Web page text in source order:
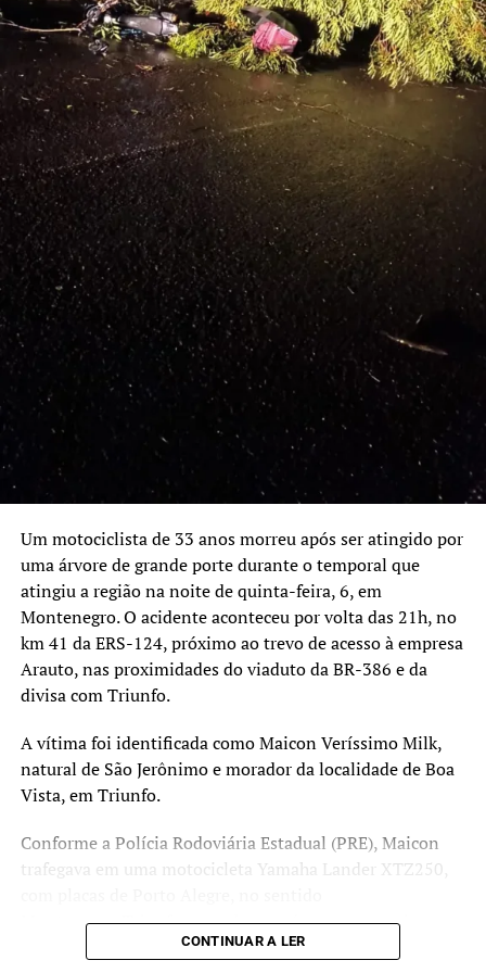
Um motociclista de 33 anos morreu após ser atingido por
uma árvore de grande porte durante o temporal que
atingiu a região na noite de quinta-feira, 6, em
Montenegro. O acidente aconteceu por volta das 21h, no
km 41 da ERS-124, próximo ao trevo de acesso à empresa
Arauto, nas proximidades do viaduto da BR-386 e da
divisa com Triunfo.
A vítima foi identificada como Maicon Veríssimo Milk,
natural de São Jerônimo e morador da localidade de Boa
Vista, em Triunfo.
Conforme a Polícia Rodoviária Estadual (PRE), Maicon
trafegava em uma motocicleta Yamaha Lander XTZ250,
Montenegro/Triunfo, quando uma árvore, que seria um
eucalipto de grande porte, caiu sobre a pista e atingiu o
CONTINUAR A LER